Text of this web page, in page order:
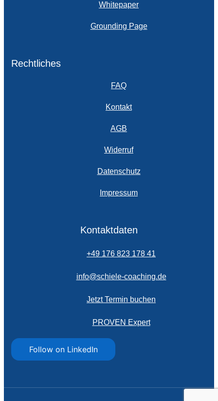
Whitepaper
Grounding Page
Rechtliches
FAQ
Kontakt
AGB
Widerruf
Datenschutz
Impressum
Kontaktdaten
+49 176 823 178 41
info@schiele-coaching.de
Jetzt Termin buchen
PROVEN Expert
Follow on LinkedIn